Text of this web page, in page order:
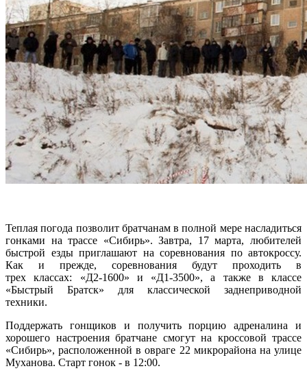
Теплая погода позволит братчанам в полной мере насладиться
гонками на трассе «Сибирь». Завтра, 17 марта, любителей
быстрой езды приглашают на соревнования по автокроссу.
Как и прежде, соревнования будут проходить в
трех классах: «Д2-1600» и «Д1-3500», а также в классе
«Быстрый Братск» для классической заднеприводной
техники.
Поддержать гонщиков и получить порцию адреналина и
хорошего настроения братчане смогут на кроссовой трассе
«Сибирь», расположенной в овраге 22 микрорайона на улице
Муханова. Старт гонок - в 12:00.